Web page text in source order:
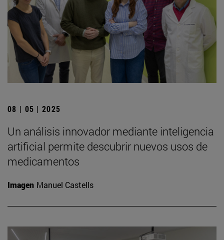
08 | 05 | 2025
Un análisis innovador mediante inteligencia
artificial permite descubrir nuevos usos de
medicamentos
Imagen Manuel Castells